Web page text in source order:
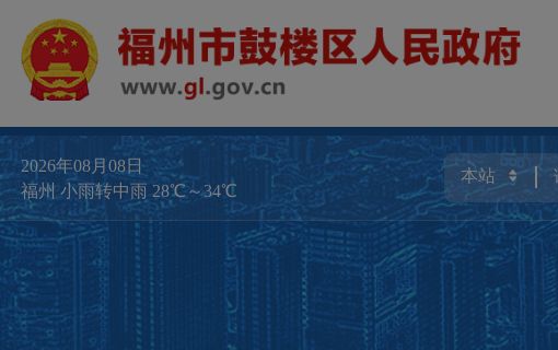
2026年08月08日
福州 小雨转中雨 28℃～34℃